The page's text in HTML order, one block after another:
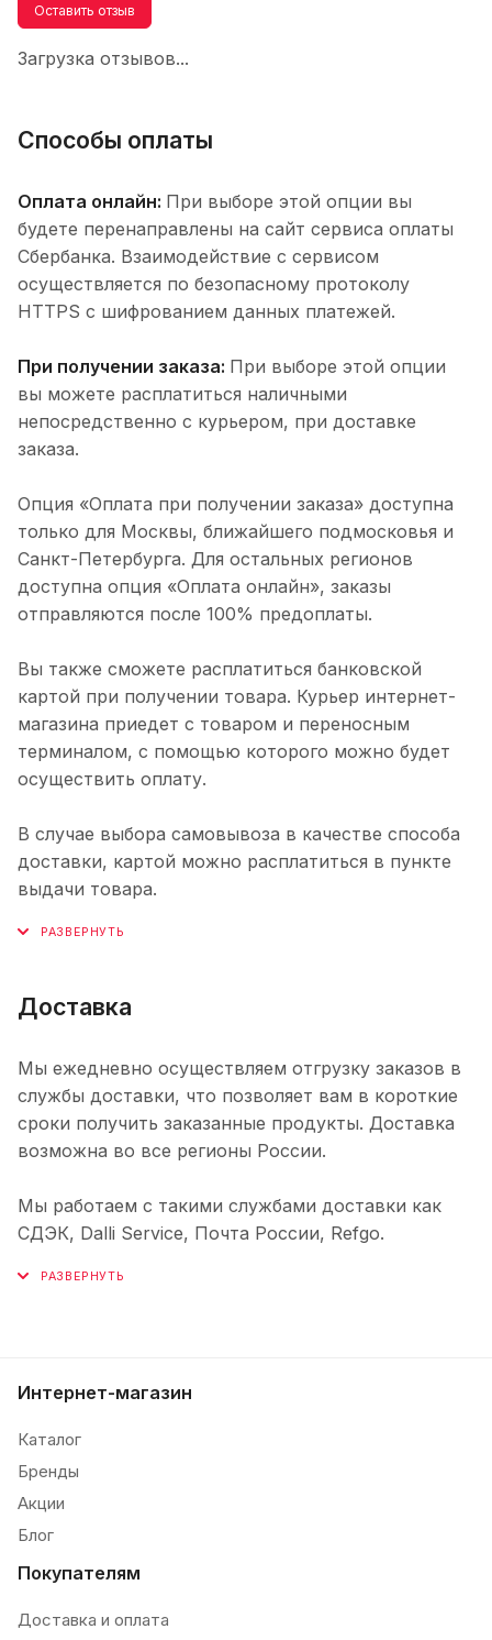
Оставить отзыв
Загрузка отзывов...
Способы оплаты
Оплата онлайн: При выборе этой опции вы
будете перенаправлены на сайт сервиса оплаты
Сбербанка. Взаимодействие с сервисом
осуществляется по безопасному протоколу
HTTPS с шифрованием данных платежей.
При получении заказа: При выборе этой опции
вы можете расплатиться наличными
непосредственно с курьером, при доставке
заказа.
Опция «Оплата при получении заказа» доступна
только для Москвы, ближайшего подмосковья и
Санкт-Петербурга. Для остальных регионов
доступна опция «Оплата онлайн», заказы
отправляются после 100% предоплаты.
Вы также сможете расплатиться банковской
картой при получении товара. Курьер интернет-
магазина приедет с товаром и переносным
терминалом, с помощью которого можно будет
осуществить оплату.
В случае выбора самовывоза в качестве способа
доставки, картой можно расплатиться в пункте
выдачи товара.
Доставка
Мы ежедневно осуществляем отгрузку заказов в
службы доставки, что позволяет вам в короткие
сроки получить заказанные продукты. Доставка
возможна во все регионы России.
Мы работаем с такими службами доставки как
СДЭК, Dalli Service, Почта России, Refgo.
Интернет-магазин
Каталог
Бренды
Акции
Блог
Покупателям
Доставка и оплата